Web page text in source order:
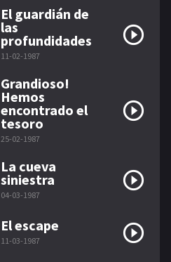
El guardián de
las
profundidades
11-02-1987
Grandioso!
Hemos
encontrado el
tesoro
25-02-1987
La cueva
siniestra
04-03-1987
El escape
11-03-1987